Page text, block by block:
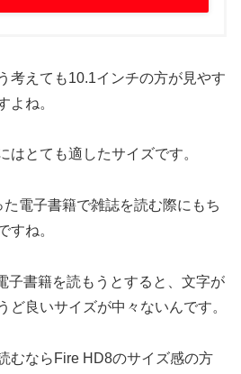
考えても10.1インチの方が見やす
よね。
はとても適したサイズです。
電子書籍で雑誌を読む際にもち
すね。
子書籍を読もうとすると、文字が
ど良いサイズが中々ないんです。
むならFire HD8のサイズ感の方